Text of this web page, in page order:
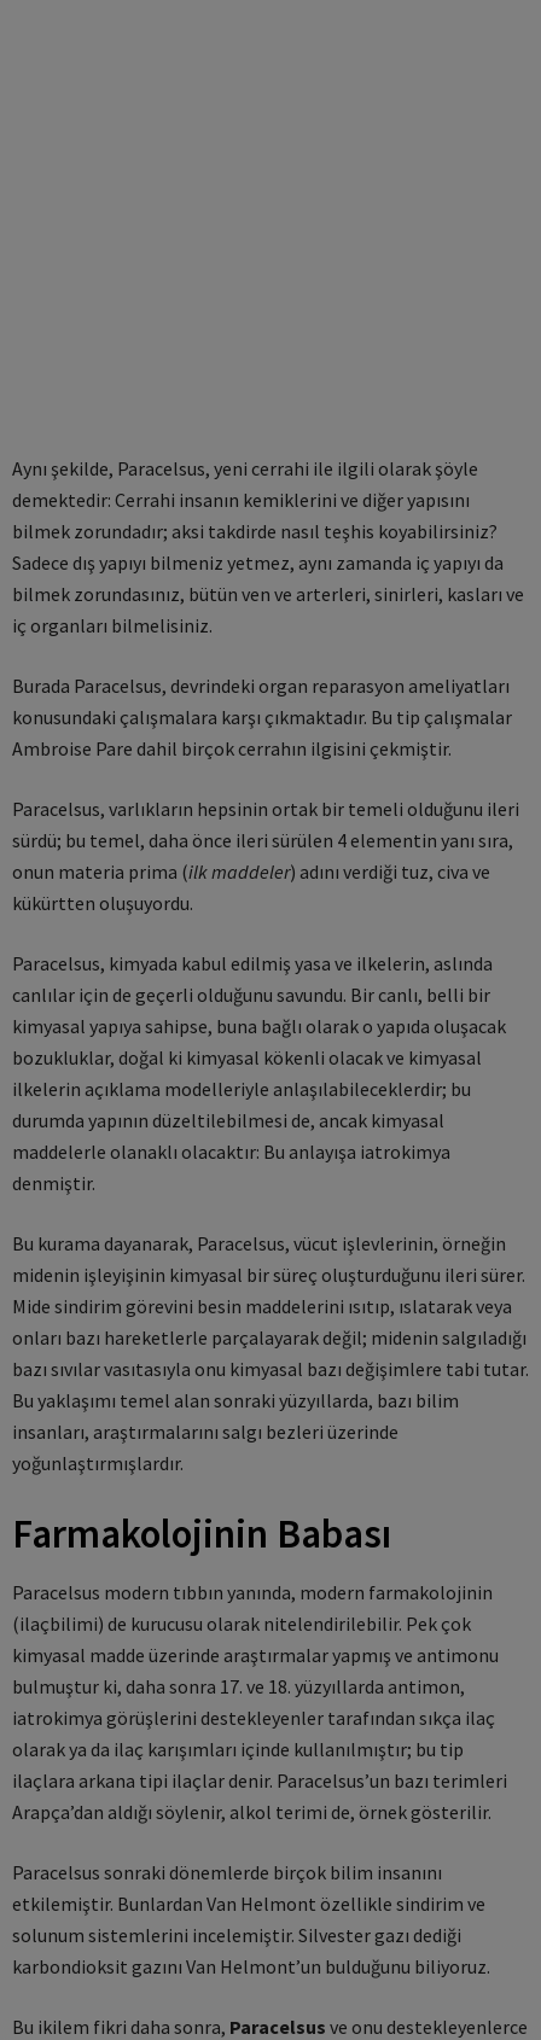
Aynı şekilde, Paracelsus, yeni cerrahi ile ilgili olarak şöyle
demektedir: Cerrahi insanın kemiklerini ve diğer yapısını
bilmek zorundadır; aksi takdirde nasıl teşhis koyabilirsiniz?
Sadece dış yapıyı bilmeniz yetmez, aynı zamanda iç yapıyı da
bilmek zorundasınız, bütün ven ve arterleri, sinirleri, kasları ve
iç organları bilmelisiniz.
Burada Paracelsus, devrindeki organ reparasyon ameliyatları
konusundaki çalışmalara karşı çıkmaktadır. Bu tip çalışmalar
Ambroise Pare dahil birçok cerrahın ilgisini çekmiştir.
Paracelsus, varlıkların hepsinin ortak bir temeli olduğunu ileri
sürdü; bu temel, daha önce ileri sürülen 4 elementin yanı sıra,
onun materia prima (ilk maddeler) adını verdiği tuz, civa ve
kükürtten oluşuyordu.
Paracelsus, kimyada kabul edilmiş yasa ve ilkelerin, aslında
canlılar için de geçerli olduğunu savundu. Bir canlı, belli bir
kimyasal yapıya sahipse, buna bağlı olarak o yapıda oluşacak
bozukluklar, doğal ki kimyasal kökenli olacak ve kimyasal
ilkelerin açıklama modelleriyle anlaşılabileceklerdir; bu
durumda yapının düzeltilebilmesi de, ancak kimyasal
maddelerle olanaklı olacaktır: Bu anlayışa iatrokimya
denmiştir.
Bu kurama dayanarak, Paracelsus, vücut işlevlerinin, örneğin
midenin işleyişinin kimyasal bir süreç oluşturduğunu ileri sürer.
Mide sindirim görevini besin maddelerini ısıtıp, ıslatarak veya
onları bazı hareketlerle parçalayarak değil; midenin salgıladığı
bazı sıvılar vasıtasıyla onu kimyasal bazı değişimlere tabi tutar.
Bu yaklaşımı temel alan sonraki yüzyıllarda, bazı bilim
insanları, araştırmalarını salgı bezleri üzerinde
yoğunlaştırmışlardır.
Farmakolojinin Babası
Paracelsus modern tıbbın yanında, modern farmakolojinin
(ilaçbilimi) de kurucusu olarak nitelendirilebilir. Pek çok
kimyasal madde üzerinde araştırmalar yapmış ve antimonu
bulmuştur ki, daha sonra 17. ve 18. yüzyıllarda antimon,
iatrokimya görüşlerini destekleyenler tarafından sıkça ilaç
olarak ya da ilaç karışımları içinde kullanılmıştır; bu tip
ilaçlara arkana tipi ilaçlar denir. Paracelsus’un bazı terimleri
Arapça’dan aldığı söylenir, alkol terimi de, örnek gösterilir.
Paracelsus sonraki dönemlerde birçok bilim insanını
etkilemiştir. Bunlardan Van Helmont özellikle sindirim ve
solunum sistemlerini incelemiştir. Silvester gazı dediği
karbondioksit gazını Van Helmont’un bulduğunu biliyoruz.
Bu ikilem fikri daha sonra, Paracelsus ve onu destekleyenlerce